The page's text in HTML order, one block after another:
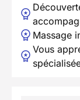
Massage
Vous